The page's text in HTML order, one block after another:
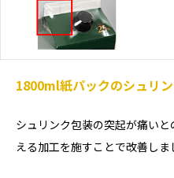
1800ml紙パックのシュリ
シュリンク包装の突起が痛いと
える加工を施すことで改善しま